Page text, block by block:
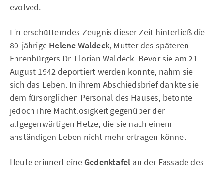
evolved.
Ein erschütterndes Zeugnis dieser Zeit hinterließ die
80-jährige Helene Waldeck, Mutter des späteren
Ehrenbürgers Dr. Florian Waldeck. Bevor sie am 21.
August 1942 deportiert werden konnte, nahm sie
sich das Leben. In ihrem Abschiedsbrief dankte sie
dem fürsorglichen Personal des Hauses, betonte
jedoch ihre Machtlosigkeit gegenüber der
allgegenwärtigen Hetze, die sie nach einem
anständigen Leben nicht mehr ertragen könne.
Heute erinnert eine Gedenktafel an der Fassade des